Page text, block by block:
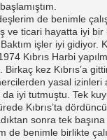
de benimle
ticari hayatta iyi bir
işler iyi gidiyor.
Kıbrıs Harbi
kez Kıbrıs’a
yasal izinleri
iyi tutmuştu. Tek
Kıbrıs’ta
sonra tek
de benimle birlikte